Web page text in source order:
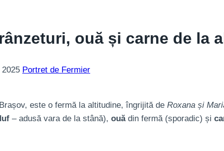
ouă și carne de la
Portret de Fermier
este o fermă la altitudine, îngrijită de Roxana și
– adusă vara de la stână), ouădin fermă (sporadic) și